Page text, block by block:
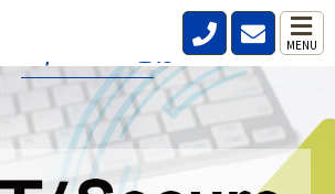
MENU
内・社外問わず従業員が利用するPCのUSB
つ・誰が・どんな情報を持ち出したのか記
できるサービスです。
ることを周知させることで情報の持ち出し